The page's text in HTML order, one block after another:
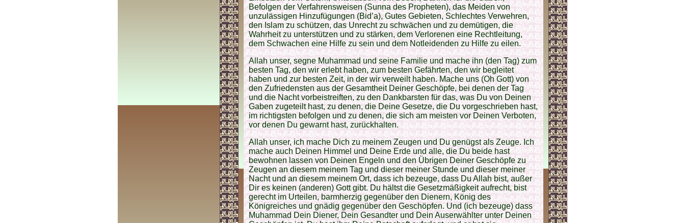
Befolgen der Verfahrensweisen (Sunna des Propheten), das Meiden von
unzulässigen Hinzufügungen (Bid’a), Gutes Gebieten, Schlechtes Verwehren,
den Islam zu schützen, das Unrecht zu schwächen und zu demütigen, die
Wahrheit zu unterstützen und zu stärken, dem Verlorenen eine Rechtleitung,
dem Schwachen eine Hilfe zu sein und dem Notleidenden zu Hilfe zu eilen.
Allah unser, segne Muhammad und seine Familie und mache ihn (den Tag) zum
besten Tag, den wir erlebt haben, zum besten Gefährten, den wir begleitet
haben und zur besten Zeit, in der wir verweilt haben. Mache uns (Oh Gott) von
den Zufriedensten aus der Gesamtheit Deiner Geschöpfe, bei denen der Tag
und die Nacht vorbeistreiften, zu den Dankbarsten für das, was Du von Deinen
Gaben zugeteilt hast, zu denen, die Deine Gesetze, die Du vorgeschrieben hast,
im richtigsten befolgen und zu denen, die sich am meisten vor Deinen Verboten,
vor denen Du gewarnt hast, zurückhalten.
Allah unser, ich mache Dich zu meinem Zeugen und Du genügst als Zeuge. Ich
mache auch Deinen Himmel und Deine Erde und alle, die Du beide hast
bewohnen lassen von Deinen Engeln und den Übrigen Deiner Geschöpfe zu
Zeugen an diesem meinem Tag und dieser meiner Stunde und dieser meiner
Nacht und an diesem meinem Ort, dass ich bezeuge, dass Du Allah bist, außer
Dir es keinen (anderen) Gott gibt. Du hältst die Gesetzmäßigkeit aufrecht, bist
gerecht im Urteilen, barmherzig gegenüber den Dienern, König des
Königreiches und gnädig gegenüber den Geschöpfen. Und (ich bezeuge) dass
Muhammad Dein Diener, Dein Gesandter und Dein Auserwählter unter Deinen